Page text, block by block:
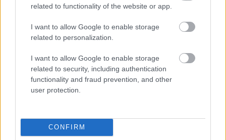
related to functionality of the website or app.
I want to allow Google to enable storage
related to personalization.
I want to allow Google to enable storage
related to security, including authentication
functionality and fraud prevention, and other
user protection.
CONFIRM